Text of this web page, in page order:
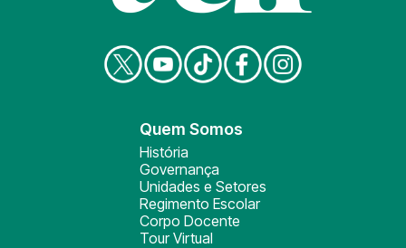
Quem Somos
História
Governança
Unidades e Setores
Regimento Escolar
Corpo Docente
Tour Virtual